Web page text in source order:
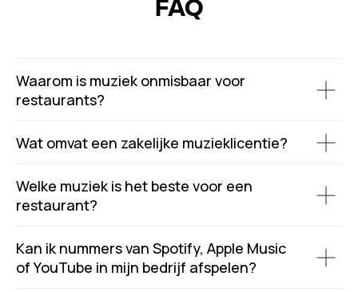
FAQ
Waarom is muziek onmisbaar voor
restaurants?
Wat omvat een zakelijke muzieklicentie?
Welke muziek is het beste voor een
restaurant?
Kan ik nummers van Spotify, Apple Music
of YouTube in mijn bedrijf afspelen?